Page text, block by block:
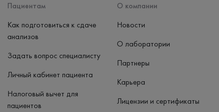
Пациентам
Как подготовиться к сдаче
анализов
Задать вопрос специалисту
Личный кабинет пациента
Налоговый вычет для
пациентов
О компании
Новости
О лаборатории
Партнеры
Карьера
Лицензии и сертификаты